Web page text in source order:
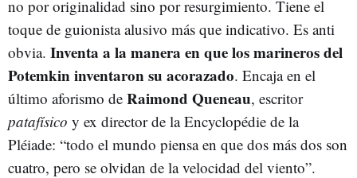
no por originalidad sino por resurgimiento. Tiene el
toque de guionista alusivo más que indicativo. Es anti
obvia. Inventa a la manera en que los marineros del
Potemkin inventaron su acorazado. Encaja en el
último aforismo de Raimond Queneau, escritor
patafísico y ex director de la Encyclopédie de la
Pléiade: “todo el mundo piensa en que dos más dos son
cuatro, pero se olvidan de la velocidad del viento”.